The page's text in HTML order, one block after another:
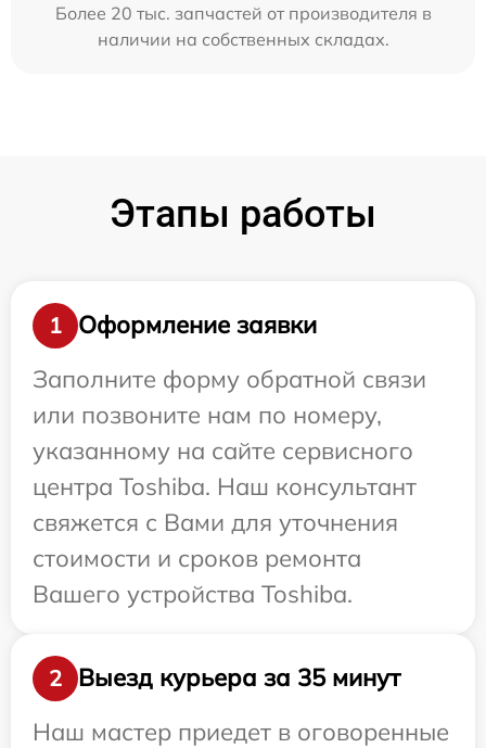
Более 20 тыс. запчастей от производителя в
наличии на собственных складах.
Этапы работы
1
Оформление заявки
Заполните форму обратной связи
или позвоните нам по номеру,
указанному на сайте сервисного
центра Toshiba. Наш консультант
свяжется с Вами для уточнения
стоимости и сроков ремонта
Вашего устройства Toshiba.
2
Выезд курьера за 35 минут
Наш мастер приедет в оговоренные